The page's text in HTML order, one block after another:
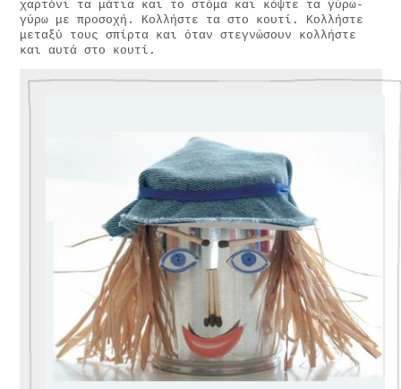
χαρτόνι τα μάτια και το στόμα και κόψτε τα γύρω-
γύρω με προσοχή. Κολλήστε τα στο κουτί. Κολλήστε
μεταξύ τους σπίρτα και όταν στεγνώσουν κολλήστε
και αυτά στο κουτί.